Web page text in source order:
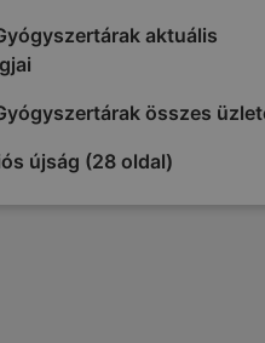
aktuális
összes
újság (28 oldal)